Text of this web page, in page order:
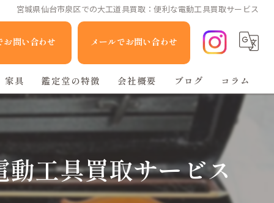
宮城県仙台市泉区での大工道具買取：便利な電動工具買取サービス
問い合わせ メールでお問い合わせ
家具 鑑定堂の特徴
家電
ブランド品
会社概要 ブログ コラム
工具買取サービス